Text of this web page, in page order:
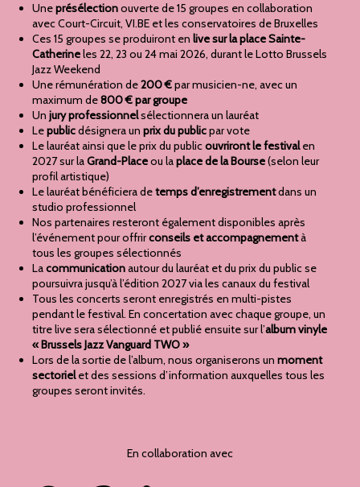
Uneprésélectionouverte de 15 groupes en collaboration
avec Court-Circuit, VI.BE et les conservatoires de Bruxelles
Ces 15 groupes se produiront en live sur la place Sainte-
Catherineles 22, 23 ou 24 mai 2026, durant le Lotto Brussels
Jazz Weekend
Une rémunération de200 €par musicien-ne, avec un
maximum de800 € par groupe
Un jury professionnelsélectionnera un lauréat
Lepublicdésignera un prix du publicpar vote
Le lauréat ainsi que le prix du publicouvriront le festivalen
2027 sur laGrand-Placeou laplace de la Bourse(selon leur
profil artistique)
Le lauréat bénéficiera detemps d’enregistrementdans un
studio professionnel
Nos partenaires resteront également disponibles après
l’événement pour offrirconseils et accompagnementà
tous les groupes sélectionnés
Lacommunicationautour du lauréat et du prix du public se
poursuivra jusqu’à l’édition 2027 via les canaux du festival
Tous les concerts seront enregistrés en multi-pistes
pendant le festival. En concertation avec chaque groupe, un
titre live sera sélectionné et publié ensuite sur l’album vinyle
« Brussels Jazz Vanguard TWO »
Lors de la sortie de l’album, nous organiserons un moment
sectorielet des sessions d’information auxquelles tous les
groupes seront invités.
En collaboration avec